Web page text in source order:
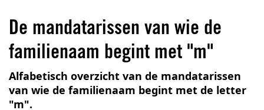
De mandatarissen van wie de
familienaam begint met "m"
Alfabetisch overzicht van de mandatarissen
van wie de familienaam begint met de letter
"m".